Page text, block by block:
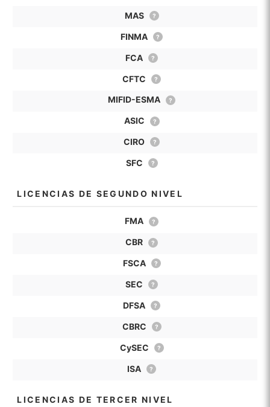
MAS ?
FINMA ?
FCA ?
CFTC ?
MIFID-ESMA ?
ASIC ?
CIRO ?
SFC ?
LICENCIAS DE SEGUNDO NIVEL
FMA ?
CBR ?
FSCA ?
SEC ?
DFSA ?
CBRC ?
CySEC ?
ISA ?
LICENCIAS DE TERCER NIVEL